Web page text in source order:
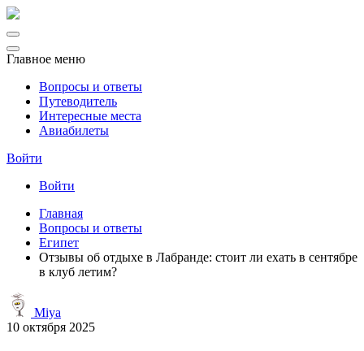
Главное меню
Вопросы и ответы
Путеводитель
Интересные места
Авиабилеты
Войти
Войти
Главная
Вопросы и ответы
Египет
Отзывы об отдыхе в Лабранде: стоит ли ехать в сентябре
в клуб летим?
Miya
10 октября 2025